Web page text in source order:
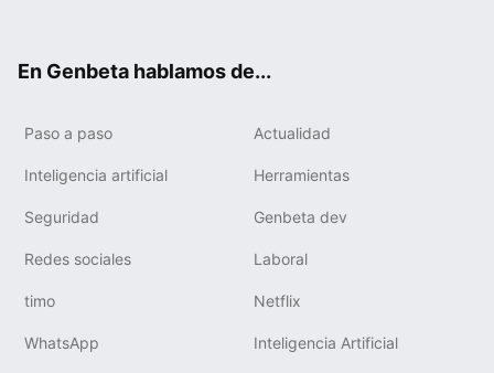
En Genbeta hablamos de...
Paso a paso Actualidad
Inteligencia artificial Herramientas
Seguridad Genbeta dev
Redes sociales Laboral
timo Netflix
WhatsApp Inteligencia Artificial